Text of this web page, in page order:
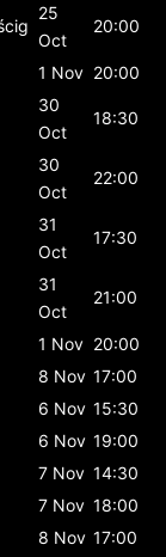
25
Oct
20:00
1 Nov 20:00
30
Oct
18:30
30
Oct
22:00
31
Oct
17:30
31
Oct
21:00
1 Nov 20:00
8 Nov 17:00
6 Nov 15:30
6 Nov 19:00
7 Nov 14:30
7 Nov 18:00
8 Nov 17:00